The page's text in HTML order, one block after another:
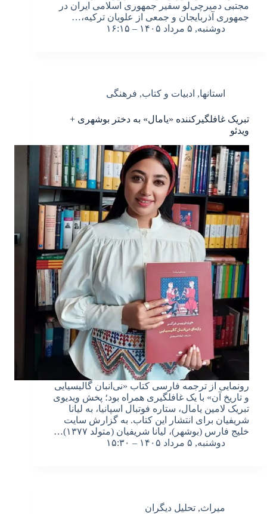
مجتبی دمیرچی‌لو سفیر جمهوری اسلامی ایران در
جمهوری آذربایجان و جمعی از علویان ترکیه،…
دوشنبه, ۵ مرداد ۱۴۰۵ – ۱۶:۱۵
استانها, ادبیات و کتاب, فرهنگی
تبریک غافلگیرکننده «یامال» به دختر بوشهری +
ویدئو
رونمایی از ترجمه فارسی کتاب «نی‌انبان گالیسیایی
و تاریخ آن» با یک غافلگیری همراه بود؛ پخش ویدیوی
تبریک لامین یامال، ستاره فوتبال اسپانیا، به لیانا
شریفیان برای انتشار این کتاب. به گزارش سایت
خلیج فارس (بوشهر)، لیانا شریفیان (متولد ۱۳۷۷)…
دوشنبه, ۵ مرداد ۱۴۰۵ – ۱۵:۳۰
میراث, تحلیل دیگران